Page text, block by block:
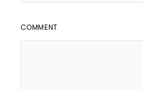
COMMENT